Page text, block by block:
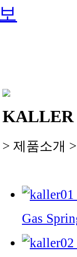
KALLER
> 제품소개
Gas